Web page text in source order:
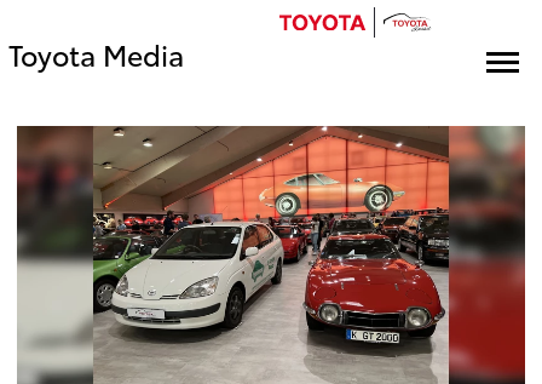
Toyota Media